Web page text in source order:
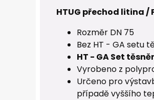
HTUG přechod litina /
Rozměr DN 75
Bez HT - GA setu
HT - GA Set
Vyrobeno z
Určeno pro
případě vyššího